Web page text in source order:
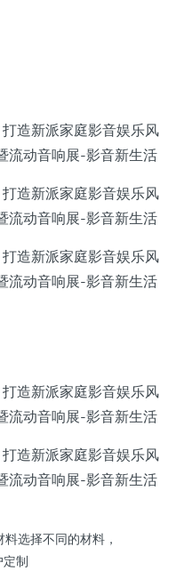
选择不同的材料，
定制